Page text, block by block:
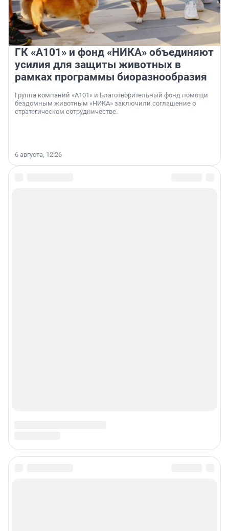
ГК «А101» и фонд «НИКА» объединяют
усилия для защиты животных в
рамках программы биоразнообразия
Группа компаний «А101» и Благотворительный фонд помощи
бездомным животным «НИКА» заключили соглашение о
стратегическом сотрудничестве.
6 августа, 12:26